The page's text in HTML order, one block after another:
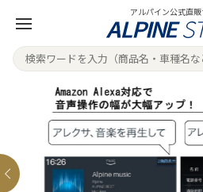
アルパイン公式直販